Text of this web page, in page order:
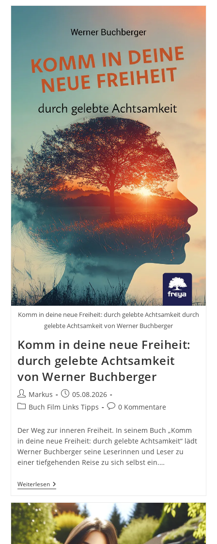
Regeln
Von
Andrea
Ensmann
Freya
Komm in deine neue Freiheit: durch gelebte Achtsamkeit durch
gelebte Achtsamkeit von Werner Buchberger
Komm in deine neue Freiheit:
durch gelebte Achtsamkeit
von Werner Buchberger
Beitrags-
Autor:
Markus
Beitrag
veröffentlicht:
05.08.2026
Beitrags-
Buch Film Links Tipps
Beitrags-
0 Kommentare
Der Weg zur inneren Freiheit. In seinem Buch „Komm
in deine neue Freiheit: durch gelebte Achtsamkeit“ lädt
Werner Buchberger seine Leserinnen und Leser zu
einer tiefgehenden Reise zu sich selbst ein.…
WeiterlesenKomm
In
Neue
Freiheit:
Durch
Gelebte
Achtsamkeit